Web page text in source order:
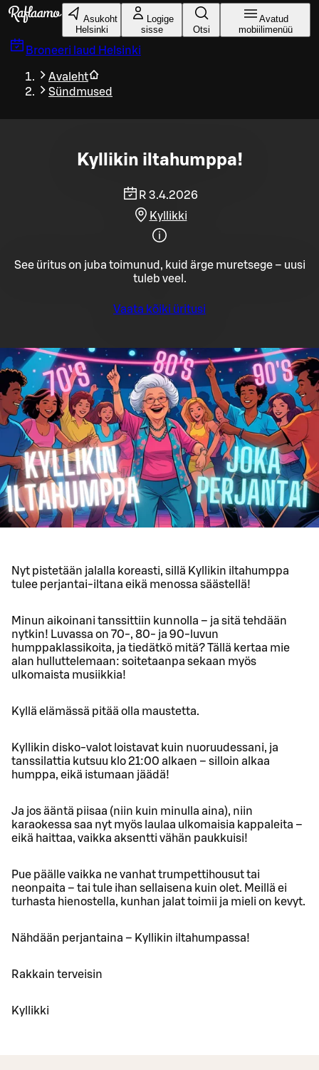
Liigu peamise sisu juurde
Asukoht
Helsinki
Logige
sisse
Otsi
Avatud
mobiilimenüü
Broneeri laud Helsinki
Avaleht
Sündmused
Kyllikin iltahumppa!
R 3.4.2026
Kyllikki
See üritus on juba toimunud, kuid ärge muretsege – uusi
tuleb veel.
Vaata kõiki üritusi
Nyt pistetään jalalla koreasti, sillä Kyllikin iltahumppa
tulee perjantai-iltana eikä menossa säästellä!
Minun aikoinani tanssittiin kunnolla – ja sitä tehdään
nytkin! Luvassa on 70-, 80- ja 90-luvun
humppaklassikoita, ja tiedätkö mitä? Tällä kertaa mie
alan hulluttelemaan: soitetaanpa sekaan myös
ulkomaista musiikkia!
Kyllä elämässä pitää olla maustetta.
Kyllikin disko-valot loistavat kuin nuoruudessani, ja
tanssilattia kutsuu klo 21:00 alkaen – silloin alkaa
humppa, eikä istumaan jäädä!
Ja jos ääntä piisaa (niin kuin minulla aina), niin
karaokessa saa nyt myös laulaa ulkomaisia kappaleita –
eikä haittaa, vaikka aksentti vähän paukkuisi!
Pue päälle vaikka ne vanhat trumpettihousut tai
neonpaita – tai tule ihan sellaisena kuin olet. Meillä ei
turhasta hienostella, kunhan jalat toimii ja mieli on kevyt.
Nähdään perjantaina – Kyllikin iltahumpassa!
Rakkain terveisin
Kyllikki